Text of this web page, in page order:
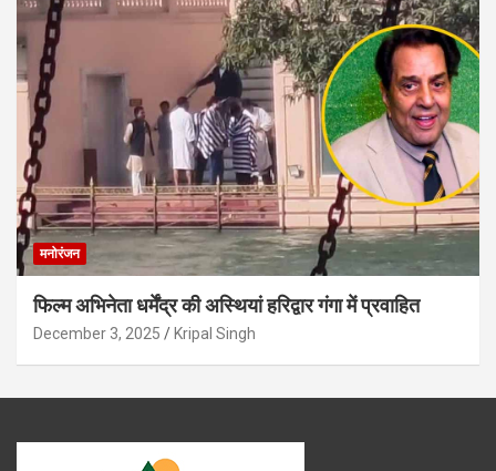
मनोरंजन
फिल्म अभिनेता धर्मेंद्र की अस्थियां हरिद्वार गंगा में प्रवाहित
December 3, 2025 Kripal Singh